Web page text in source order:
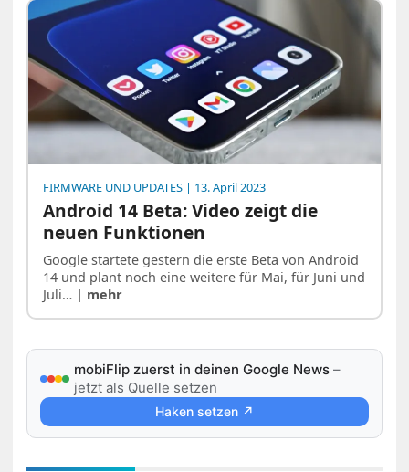
FIRMWARE UND UPDATES | 13. April 2023
Android 14 Beta: Video zeigt die
neuen Funktionen
Google startete gestern die erste Beta von Android
14 und plant noch eine weitere für Mai, für Juni und
Juli… | mehr
mobiFlip zuerst in deinen Google News –
jetzt als Quelle setzen
Haken setzen ↗